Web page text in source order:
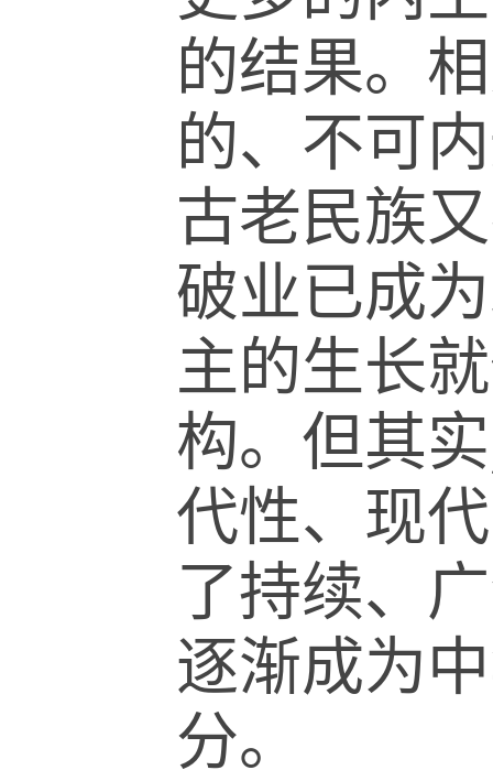
的结果。
的、不可
古老民族
破业已成
主的生长
构。但其
代性、现
了持续、
逐渐成为
分。